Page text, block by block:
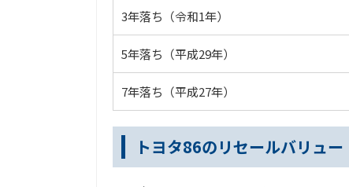
3年落ち（令和1年）
5年落ち（平成29年）
7年落ち（平成27年）
トヨタ86のリセールバリュー